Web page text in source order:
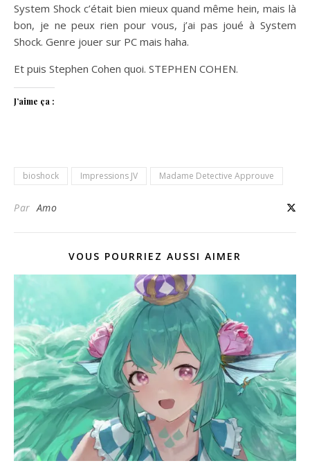
System Shock c’était bien mieux quand même hein, mais là
bon, je ne peux rien pour vous, j’ai pas joué à System
Shock. Genre jouer sur PC mais haha.
Et puis Stephen Cohen quoi. STEPHEN COHEN.
J’aime ça :
bioshock Impressions JV Madame Detective Approuve
Par Amo
VOUS POURRIEZ AUSSI AIMER